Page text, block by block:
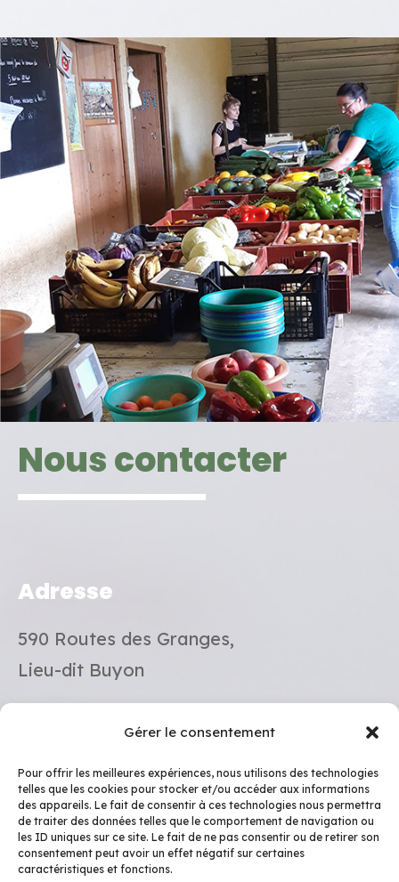
Gérer le consentement
Pour offrir les meilleures expériences, nous utilisons des technologies
telles que les cookies pour stocker et/ou accéder aux informations
des appareils. Le fait de consentir à ces technologies nous permettra
de traiter des données telles que le comportement de navigation ou
les ID uniques sur ce site. Le fait de ne pas consentir ou de retirer son
consentement peut avoir un effet négatif sur certaines
caractéristiques et fonctions.
Nous contacter
Adresse
590 Routes des Granges,
Lieu-dit Buyon
contact@leslegumesdebuyon.fr
Téléphone